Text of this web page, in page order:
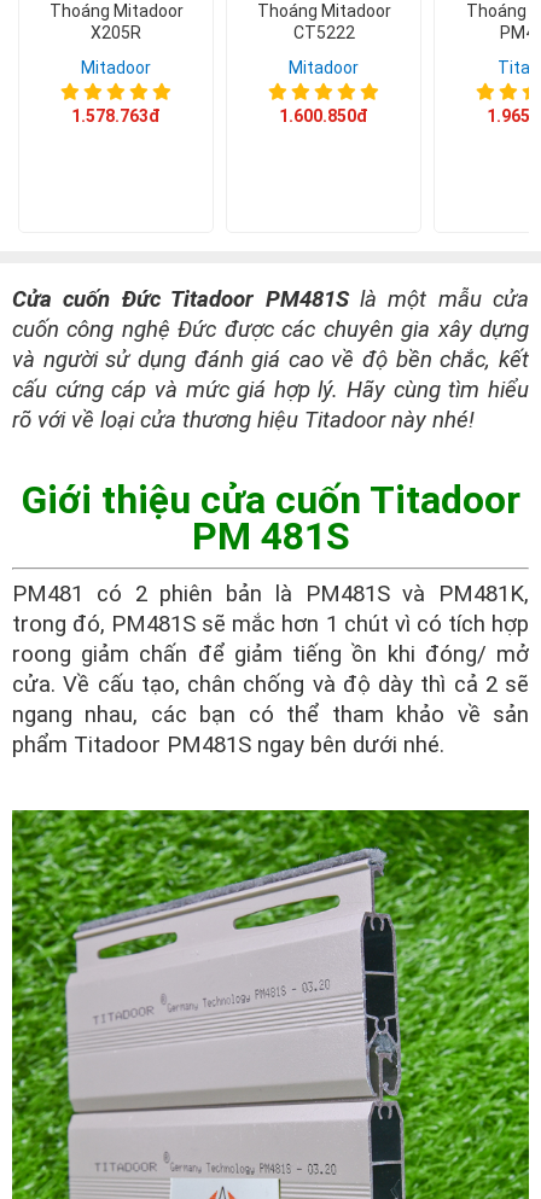
Thoáng Mitadoor
X205R
Mitadoor
1.578.763đ
Thoáng Mitadoor
CT5222
Mitadoor
1.600.850đ
Thoáng
Cửa cuốn Đức Titadoor PM481Slà một mẫu cửa
cuốn công nghệ Đức được các chuyên gia xây dựng
và người sử dụng đánh giá cao về độ bền chắc, kết
cấu cứng cáp và mức giá hợp lý. Hãy cùng tìm hiểu
rõ với về loại cửa thương hiệu Titadoor này nhé!
Giới thiệu cửa cuốn Titadoor
PM 481S
PM481 có 2 phiên bản là PM481S và PM481K,
trong đó, PM481S sẽ mắc hơn 1 chút vì có tích hợp
roong giảm chấn để giảm tiếng ồn khi đóng/ mở
cửa. Về cấu tạo, chân chống và độ dày thì cả 2 sẽ
ngang nhau, các bạn có thể tham khảo về sản
phẩm Titadoor PM481S ngay bên dưới nhé.